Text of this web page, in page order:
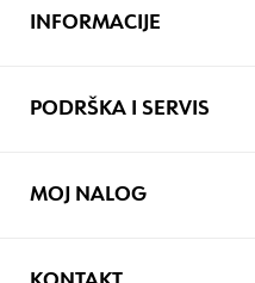
INFORMACIJE
PODRŠKA I SERVIS
MOJ NALOG